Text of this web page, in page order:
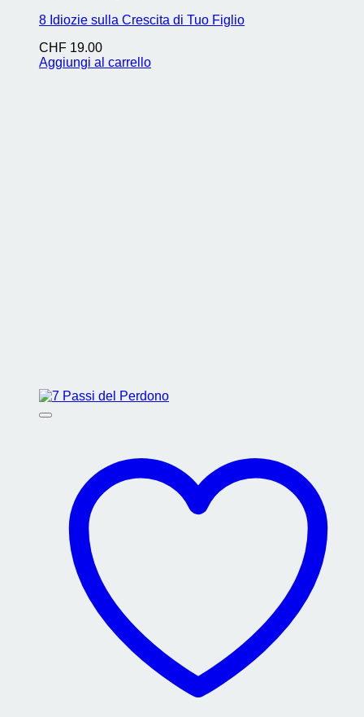
8 Idiozie sulla Crescita di Tuo Figlio
CHF 19.00
Aggiungi al carrello